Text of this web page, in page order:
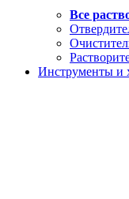
Все
Инструменты и